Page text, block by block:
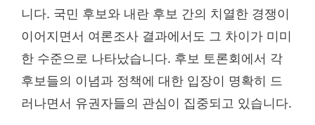
니다. 국민 후보와 내란 후보 간의 치열한 경쟁이
이어지면서 여론조사 결과에서도 그 차이가 미미
한 수준으로 나타났습니다. 후보 토론회에서 각
후보들의 이념과 정책에 대한 입장이 명확히 드
러나면서 유권자들의 관심이 집중되고 있습니다.